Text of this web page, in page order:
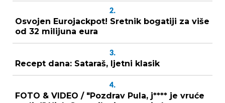
2.
Osvojen Eurojackpot! Sretnik bogatiji za više
od 32 milijuna eura
3.
Recept dana: Sataraš, ljetni klasik
4.
FOTO & VIDEO / "Pozdrav Pula, j**** je vruće